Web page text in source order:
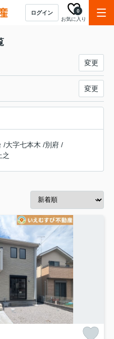
ログイン
お気に入り
0
変更
変更
/大字七本木 /別府 /
之